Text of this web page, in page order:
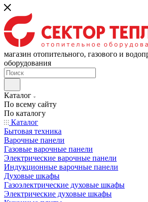
магазин отопительного, газового и
оборудования
Каталог
По всему сайту
По каталогу
Каталог
Бытовая техника
Варочные панели
Газовые варочные панели
Электрические варочные панели
Индукционные варочные панели
Духовые шкафы
Газоэлектрические духовые шкафы
Электрические духовые шкафы